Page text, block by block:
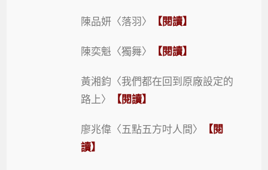
陳品妍〈落羽〉 【閱讀】
陳奕魁〈獨舞〉 【閱讀】
黃湘鈞〈我們都在回到原廠設定的
路上〉
【閱讀】
廖兆偉〈五點五方吋人間〉
【閱
讀】